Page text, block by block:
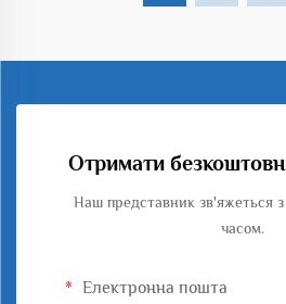
Отримати
Наш представник зв'яжеться
часом.
Електронна пошта